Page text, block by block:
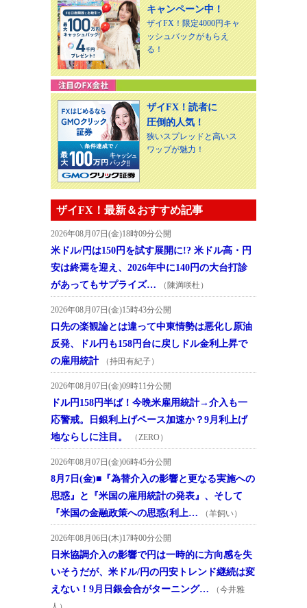
キャンペーン中！
ザイFX！限定4000円キャ
ッシュバックがもらえ
る！
ザイFX！読者に
圧倒的人気！
狭いスプレッドと高いス
ワップが魅力！
ザイFX！最新＆おすすめ記事
2026年08月07日(金)18時09分公開
米ドル/円は150円を試す展開に!? 米ドル高・円
安は終焉を迎え、2026年中に140円の大台打診
があってもサプライズ…
（陳満咲杜）
2026年08月07日(金)15時43分公開
口先の楽観論とは違って中東情勢は悪化し原油
反発、ドル円も158円台に戻しドル金利上昇で
の雇用統計
（持田有紀子）
2026年08月07日(金)09時11分公開
ドル円158円半ば！今晩米雇用統計→介入も一
応警戒。日銀利上げペース加速か？9月利上げ
地ならしに注目。
（ZERO）
2026年08月07日(金)06時45分公開
8月7日(金)■『為替介入の影響と更なる実施への
思惑』と『米国の雇用統計の発表』、そして
『米国の金融政策への思惑(利上…
（羊飼い）
2026年08月06日(木)17時00分公開
日米協調介入の影響で円は一時的に方向感を失
いそうだが、米ドル/円の円安トレンド継続は変
えない！9月日銀会合がターニング…
（今井雅